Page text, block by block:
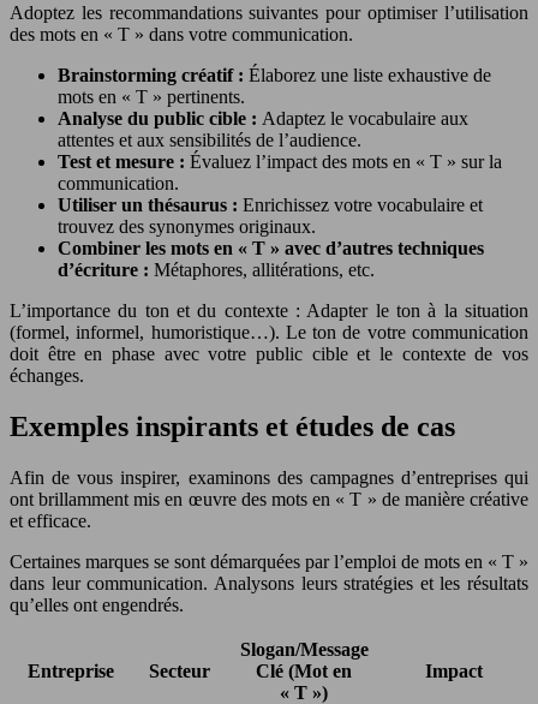
Adoptez les recommandations suivantes pour optimiser l’utilisation
des mots en « T » dans votre communication.
Brainstorming créatif : Élaborez une liste exhaustive de
mots en « T » pertinents.
Analyse du public cible : Adaptez le vocabulaire aux
attentes et aux sensibilités de l’audience.
Test et mesure : Évaluez l’impact des mots en « T » sur la
communication.
Utiliser un thésaurus : Enrichissez votre vocabulaire et
trouvez des synonymes originaux.
Combiner les mots en « T » avec d’autres techniques
d’écriture : Métaphores, allitérations, etc.
L’importance du ton et du contexte : Adapter le ton à la situation
(formel, informel, humoristique…). Le ton de votre communication
doit être en phase avec votre public cible et le contexte de vos
échanges.
Exemples inspirants et études de cas
Afin de vous inspirer, examinons des campagnes d’entreprises qui
ont brillamment mis en œuvre des mots en « T » de manière créative
et efficace.
Certaines marques se sont démarquées par l’emploi de mots en « T »
dans leur communication. Analysons leurs stratégies et les résultats
qu’elles ont engendrés.
Entreprise Secteur
Slogan/Message
Clé (Mot en
« T »)
Impact